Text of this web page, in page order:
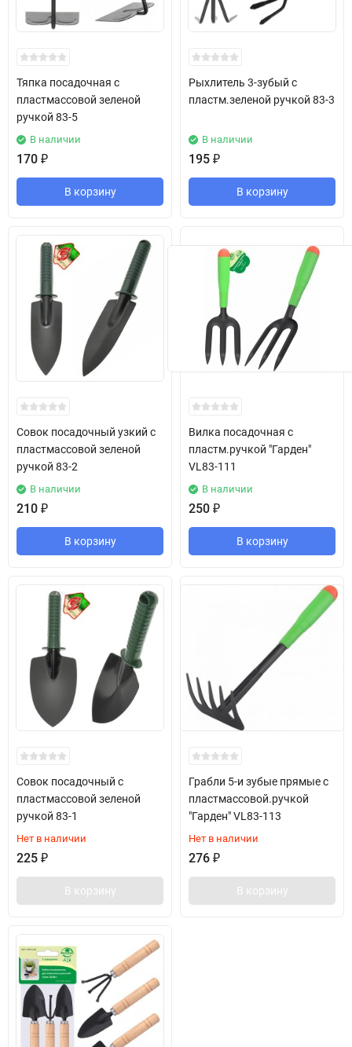
Тяпка посадочная с
пластмассовой зеленой
ручкой 83-5
В наличии
170 ₽
В корзину
Рыхлитель 3-зубый с
пластм.зеленой ручкой 83-3
В наличии
195 ₽
В корзину
Совок посадочный узкий с
пластмассовой зеленой
ручкой 83-2
В наличии
210 ₽
В корзину
Вилка посадочная с
пластм.ручкой "Гарден"
VL83-111
В наличии
250 ₽
В корзину
Совок посадочный с
пластмассовой зеленой
ручкой 83-1
Нет в наличии
225 ₽
В корзину
Грабли 5-и зубые прямые с
пластмассовой.ручкой
"Гарден" VL83-113
Нет в наличии
276 ₽
В корзину